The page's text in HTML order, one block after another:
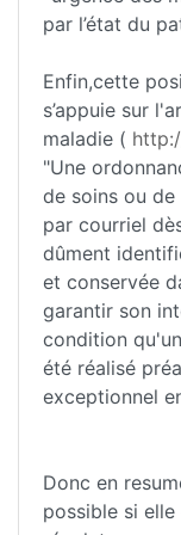
par l’état du
Enfin,cette
s’appuie sur
maladie (
"Une
de soins ou
par courriel
dûment
et conservée
garantir son
condition
été réalisé
exceptionnel
Donc en
possible si